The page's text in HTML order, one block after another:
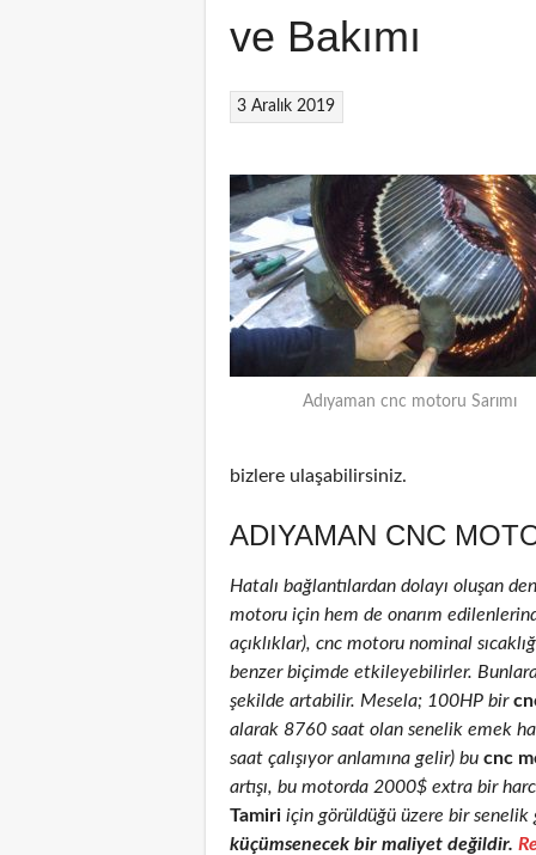
ve Bakımı
3 Aralık 2019
Adıyaman cnc motoru Sarımı
bizlere ulaşabilirsiniz.
ADIYAMAN CNC
Hatalı bağlantılardan dolayı oluşan
motoru için hem de onarım
açıklıklar), cnc motoru nominal
benzer biçimde etkileyebilirler.
şekilde artabilir. Mesela; 100HP bir
alarak 8760 saat olan senelik emek
saat çalışıyor anlamına gelir) bu cnc
artışı, bu motorda 2000$ extra bir
Tamiri için görüldüğü üzere bir senelik
küçümsenecek bir maliyet değildir.